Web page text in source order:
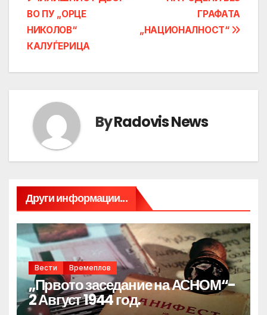
ГРАФАТА
„НАЦИОНАЛНОСТ“
ВО ПУ „ОРЦЕ
НИКОЛОВ“
КАЛУЃЕРИЦА
ByRadovis News
Други информации...
Вести Времеплов
„Првото заседание на АСНОМ“-
2 Август 1944 год.